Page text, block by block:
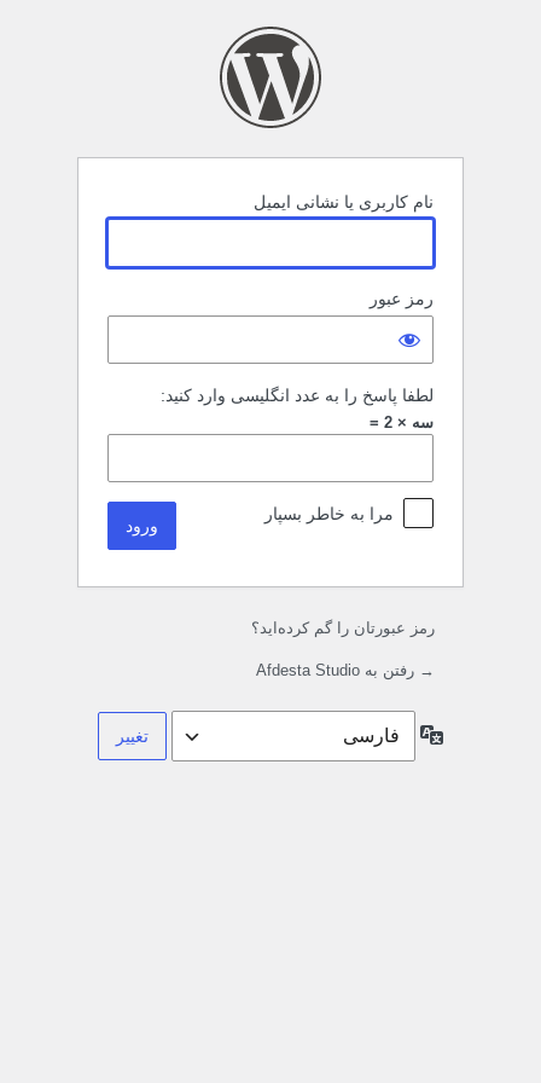
نام کاربری یا نشانی ایمیل
رمز عبور
لطفا پاسخ را به عدد انگلیسی وارد کنید:
سه × 2 =
مرا به خاطر بسپار
رمز عبورتان را گم کرده‌اید؟
→ رفتن به Afdesta Studio
زبان